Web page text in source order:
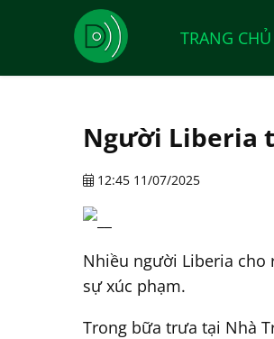
TRANG CHỦ
Người Liberia
12:45 11/07/2025
Nhiều người Liberia cho
sự xúc phạm.
Trong bữa trưa tại Nhà